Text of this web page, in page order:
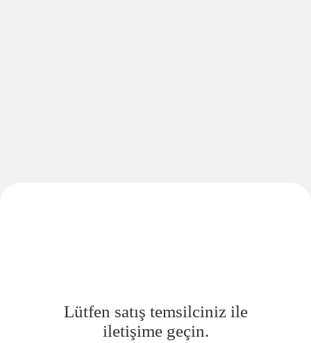
Lütfen satış temsilciniz ile
iletişime geçin.